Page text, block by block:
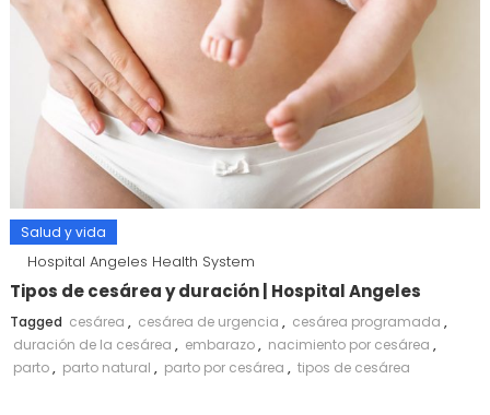
Salud y vida
Hospital Angeles Health System
Tipos de cesárea y duración | Hospital Angeles
Tagged cesárea , cesárea de urgencia , cesárea programada ,
duración de la cesárea , embarazo, nacimiento por cesárea ,
parto, parto natural , parto por cesárea , tipos de cesárea